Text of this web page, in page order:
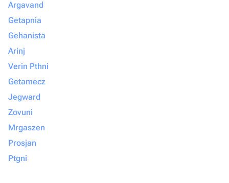
Argavand
Getapnia
Gehanista
Arinj
Verin Pthni
Getamecz
Jegward
Zovuni
Mrgaszen
Prosjan
Ptgni